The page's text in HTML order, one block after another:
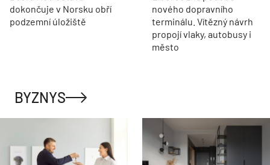
dokončuje v Norsku obří
podzemní úložiště
nového dopravního
terminálu. Vítězný návrh
propojí vlaky, autobusy i
město
BYZNYS